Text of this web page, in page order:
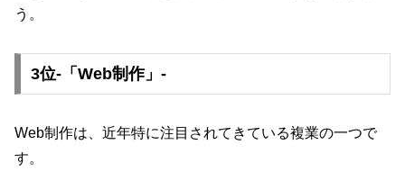
う。
3位-「Web制作」-
Web制作は、近年特に注目されてきている複業の一つで
す。